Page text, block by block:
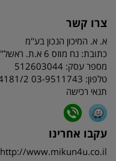
צרו קשר
א. א. המיכון הנכון בע"מ
כתובת: נח מוזס 6 א.ת. ראשל"צ
מספר עסק: 512603044
טלפון: 03-9511743 03-9514181/2
תנאי רכישה
עקבו אחרינו
http://www.mikun4u.co.il